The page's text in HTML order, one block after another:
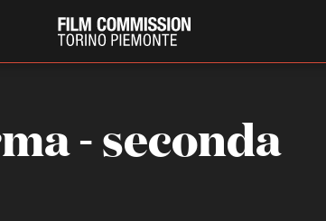
- seconda